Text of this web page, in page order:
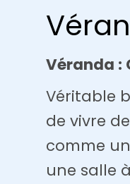
Véranda :
Véritable
de vivre
comme
une salle